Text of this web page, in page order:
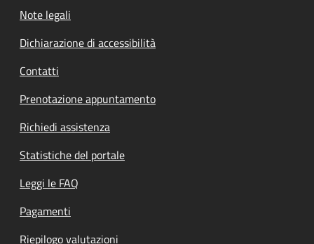
Note legali
Dichiarazione di accessibilità
Contatti
Prenotazione appuntamento
Richiedi assistenza
Statistiche del portale
Leggi le FAQ
Pagamenti
Riepilogo valutazioni